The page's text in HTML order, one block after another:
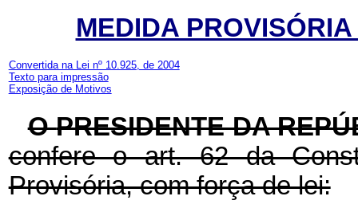
MEDIDA
Convertida na Lei nº 10.925, de 2004
Texto para impressão
Exposição de Motivos
OPRESIDENTE DA
confere o art. 62 da
Provisória, com força de lei: